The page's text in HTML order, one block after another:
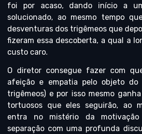
foi por acaso, dando início a
solucionado, ao mesmo tempo
desventuras dos trigêmeos que
fizeram essa descoberta, a qual a
custo caro.
O diretor consegue fazer com
afeição e empatia pelo objeto do
trigêmeos) e por isso mesmo
tortuosos que eles seguirão, ao
entra no mistério da
separação com uma profunda